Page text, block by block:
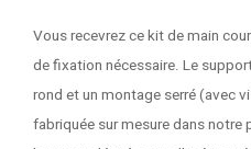
Vous recevrez ce kit de main
de fixation nécessaire. Le
rond et un montage serré (avec
fabriquée sur mesure dans notre